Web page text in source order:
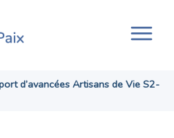
d’avancées Artisans de Vie S2-